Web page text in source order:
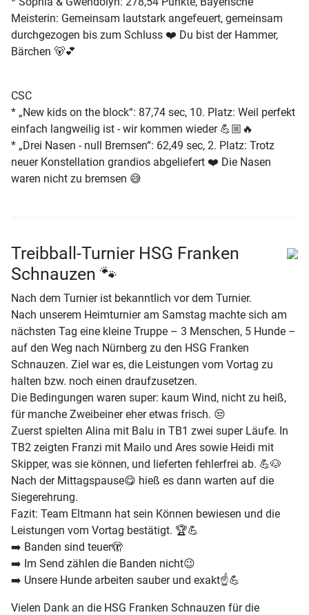
Meisterin: Gemeinsam lautstark angefeuert, gemeinsam
durchgezogen bis zum Schluss ❤️ Du bist der Hammer,
Bärchen 🐻💕
CSC
* „New kids on the block“: 87,74 sec, 10. Platz: Weil perfekt
einfach langweilig ist - wir kommen wieder 💪🏼🔥
* „Drei Nasen - null Bremsen“: 62,49 sec, 2. Platz: Trotz
neuer Konstellation grandios abgeliefert ❤️ Die Nasen
waren nicht zu bremsen 😅
Treibball-Turnier HSG Franken
Schnauzen 🐾
Nach dem Turnier ist bekanntlich vor dem Turnier.
Nach unserem Heimturnier am Samstag machte sich am
nächsten Tag eine kleine Truppe – 3 Menschen, 5 Hunde –
auf den Weg nach Nürnberg zu den HSG Franken
Schnauzen. Ziel war es, die Leistungen vom Vortag zu
halten bzw. noch einen draufzusetzen.
Die Bedingungen waren super: kaum Wind, nicht zu heiß,
für manche Zweibeiner eher etwas frisch. 😒
Zuerst spielten Alina mit Balu in TB1 zwei super Läufe. In
TB2 zeigten Franzi mit Mailo und Ares sowie Heidi mit
Skipper, was sie können, und lieferten fehlerfrei ab. 💪🐶
Nach der Mittagspause😋 hieß es dann warten auf die
Siegerehrung.
Fazit: Team Eltmann hat sein Können bewiesen und die
Leistungen vom Vortag bestätigt. 🏆💪
➡️ Banden sind teuer🫣
➡️ Im Send zählen die Banden nicht😉
➡️ Unsere Hunde arbeiten sauber und exakt☝️💪
Vielen Dank an die HSG Franken Schnauzen für die